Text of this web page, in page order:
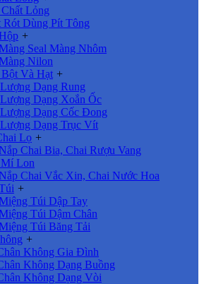
Lỏng
Rót Dùng Pít Tông
+
Seal Màng Nhôm
Nilon
Và Hạt +
Dạng Rung
Dạng Xoắn Ốc
Dạng Cốc Đong
Dạng Trục Vít
Lọ +
Chai Bia, Chai Rượu Vang
Lon
Chai Vắc Xin, Chai Nước Hoa
+
Túi Dập Tay
Túi Dậm Chân
Túi Băng Tải
+
Không Gia Đình
Không Dạng Buồng
Không Dạng Vòi